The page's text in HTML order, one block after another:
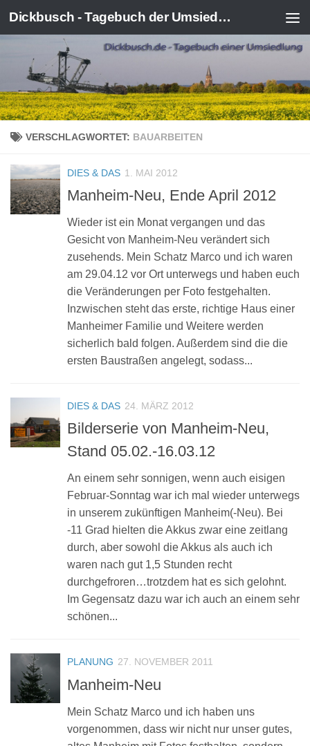
Zum Inhalt springen Dickbusch - Tagebuch der Umsiedlung von Kerpen-Manheim
VERSCHLAGWORTET: BAUARBEITEN
DIES & DAS 1. MAI 2012
Manheim-Neu, Ende April 2012
Wieder ist ein Monat vergangen und das
Gesicht von Manheim-Neu verändert sich
zusehends. Mein Schatz Marco und ich waren
am 29.04.12 vor Ort unterwegs und haben euch
die Veränderungen per Foto festgehalten.
Inzwischen steht das erste, richtige Haus einer
Manheimer Familie und Weitere werden
sicherlich bald folgen. Außerdem sind die die
ersten Baustraßen angelegt, sodass...
DIES & DAS 24. MÄRZ 2012
Bilderserie von Manheim-Neu,
Stand 05.02.-16.03.12
An einem sehr sonnigen, wenn auch eisigen
Februar-Sonntag war ich mal wieder unterwegs
in unserem zukünftigen Manheim(-Neu). Bei
-11 Grad hielten die Akkus zwar eine zeitlang
durch, aber sowohl die Akkus als auch ich
waren nach gut 1,5 Stunden recht
durchgefroren…trotzdem hat es sich gelohnt.
Im Gegensatz dazu war ich auch an einem sehr
schönen...
PLANUNG 27. NOVEMBER 2011
Manheim-Neu
Mein Schatz Marco und ich haben uns
vorgenommen, dass wir nicht nur unser gutes,